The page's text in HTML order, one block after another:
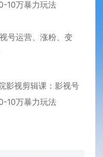
号运营、涨粉、变